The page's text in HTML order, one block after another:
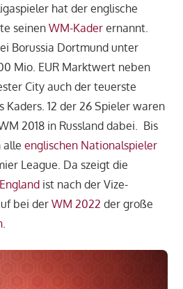
hat der englische
seinenWM-Kaderernannt.
Borussia Dortmund unter
Mio. EUR Marktwert neben
City auch der teuerste
Kaders. 12 der 26 Spieler waren
2018 in Russland dabei. Bis
alle englischen Nationalspieler
League. Da szeigt die
Englandist nach der Vize-
bei derWM 2022 der große
.